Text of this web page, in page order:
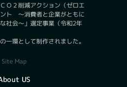
Site Map
US
Ｏ２削減アクション（ゼロエ
ト ～消費者と企業がともに
社会～」選定事業（令和2年
一環として制作されました。